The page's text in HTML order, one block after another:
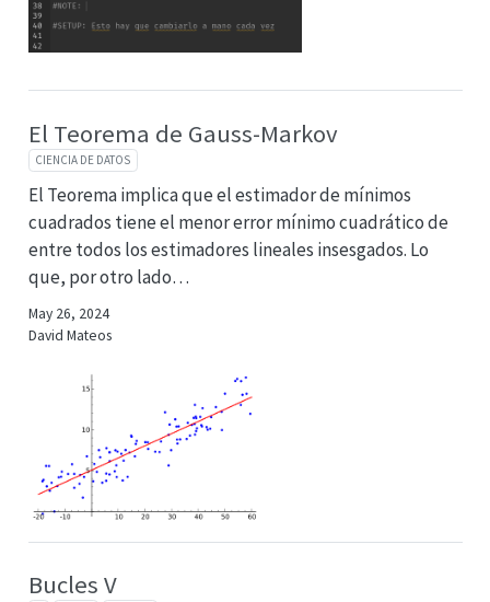
El Teorema de Gauss-Markov
CIENCIA DE DATOS
El Teorema implica que el estimador de mínimos
cuadrados tiene el menor error mínimo cuadrático de
entre todos los estimadores lineales insesgados. Lo
que, por otro lado…
May 26, 2024
David Mateos
Bucles V